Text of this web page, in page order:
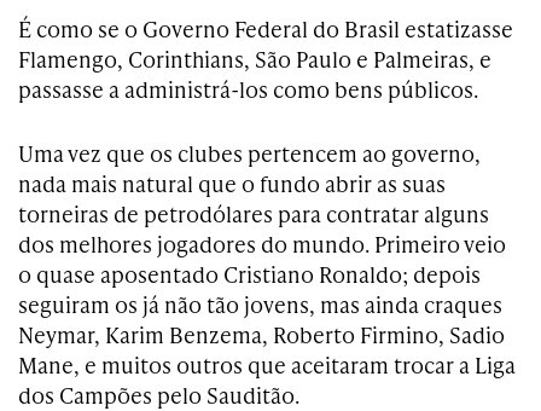
É como se o Governo Federal do Brasil estatizasse
Flamengo, Corinthians, São Paulo e Palmeiras, e
passasse a administrá-los como bens públicos.
Uma vez que os clubes pertencem ao governo,
nada mais natural que o fundo abrir as suas
torneiras de petrodólares para contratar alguns
dos melhores jogadores do mundo. Primeiro veio
o quase aposentado Cristiano Ronaldo; depois
seguiram os já não tão jovens, mas ainda craques
Neymar, Karim Benzema, Roberto Firmino, Sadio
Mane, e muitos outros que aceitaram trocar a Liga
dos Campões pelo Sauditão.